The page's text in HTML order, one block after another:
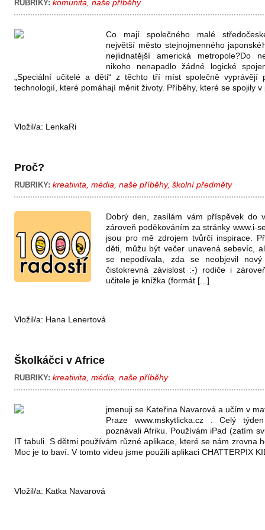
RUBRIKY: komunita naše příběhy
Co mají společného malé
největší město stejnojmenného
nejlidnatější americká metropole?Do
nikoho nenapadlo žádné logické
„Speciální učitelé a děti“ z těchto tří míst společně vyprávějí
technologií, které pomáhají měnit životy. Příběhy, které se spojily
Vložil/a: LenkaRi
Proč?
RUBRIKY: kreativita média naše příběhy, školní předměty
Dobrý den, zasílám vám příspěvek do
zároveň poděkováním za stránky www.i-
jsou pro mě zdrojem tvůrčí inspirace.
děti, můžu být večer unavená sebevíc,
se nepodívala, zda se neobjevil
čistokrevná závislost :-) rodiče i
učitele je knížka (formát [...]
Vložil/a: Hana Lenertová
Školkáčci v Africe
RUBRIKY: kreativita média naše příběhy
jmenuji se Kateřina Navarová a učím v
Praze www.mskytlicka.cz . Celý
poznávali Afriku. Používám iPad (zatím
IT tabuli. S dětmi používám různé aplikace, které se nám zrovna
Moc je to baví. V tomto videu jsme použili aplikaci CHATTERPIX
Vložil/a: Katka Navarová